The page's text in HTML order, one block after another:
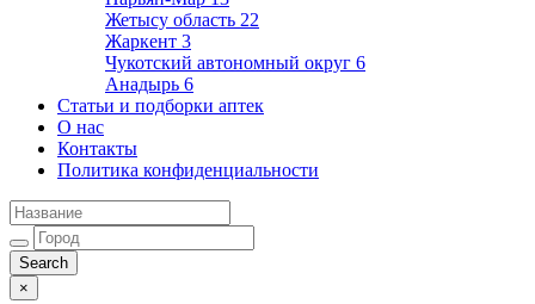
Жетысу область 22
Жаркент 3
Чукотский автономный округ 6
Анадырь 6
Статьи и подборки аптек
О нас
Контакты
Политика конфиденциальности
×